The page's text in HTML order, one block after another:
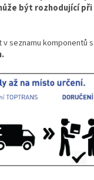
být rozhodující
seznamu komponentů